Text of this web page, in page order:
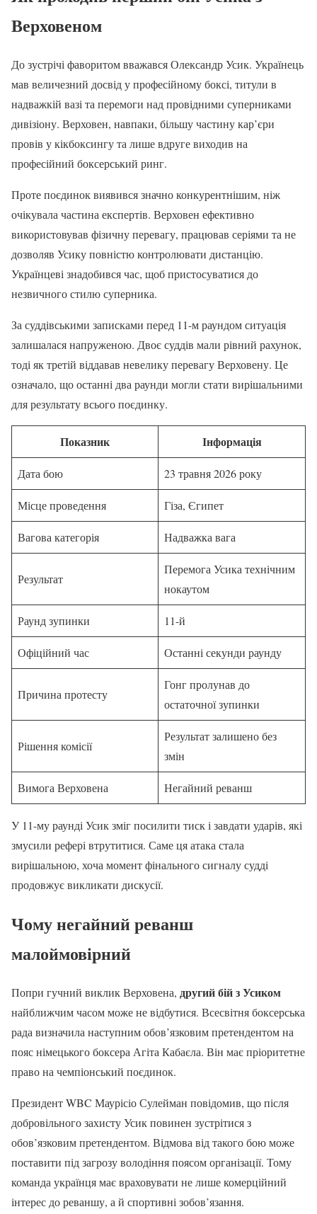
Верховеном
До зустрічі фаворитом вважався Олександр Усик. Українець
мав величезний досвід у професійному боксі, титули в
надважкій вазі та перемоги над провідними суперниками
дивізіону. Верховен, навпаки, більшу частину кар’єри
провів у кікбоксингу та лише вдруге виходив на
професійний боксерський ринг.
Проте поєдинок виявився значно конкурентнішим, ніж
очікувала частина експертів. Верховен ефективно
використовував фізичну перевагу, працював серіями та не
дозволяв Усику повністю контролювати дистанцію.
Українцеві знадобився час, щоб пристосуватися до
незвичного стилю суперника.
За суддівськими записками перед 11-м раундом ситуація
залишалася напруженою. Двоє суддів мали рівний рахунок,
тоді як третій віддавав невелику перевагу Верховену. Це
означало, що останні два раунди могли стати вирішальними
для результату всього поєдинку.
Показник Інформація
Дата бою 23 травня 2026 року
Місце проведення Гіза, Єгипет
Вагова категорія Надважка вага
Результат
Перемога Усика технічним
нокаутом
Раунд зупинки 11-й
Офіційний час Останні секунди раунду
Причина протесту
Гонг пролунав до
остаточної зупинки
Рішення комісії
Результат залишено без
змін
Вимога Верховена Негайний реванш
У 11-му раунді Усик зміг посилити тиск і завдати ударів, які
змусили рефері втрутитися. Саме ця атака стала
вирішальною, хоча момент фінального сигналу судді
продовжує викликати дискусії.
Чому негайний реванш
малоймовірний
Попри гучний виклик Верховена, другий бій з Усиком
найближчим часом може не відбутися. Всесвітня боксерська
рада визначила наступним обов’язковим претендентом на
пояс німецького боксера Агіта Кабаєла. Він має пріоритетне
право на чемпіонський поєдинок.
Президент WBC Маурісіо Сулейман повідомив, що після
добровільного захисту Усик повинен зустрітися з
обов’язковим претендентом. Відмова від такого бою може
поставити під загрозу володіння поясом організації. Тому
команда українця має враховувати не лише комерційний
інтерес до реваншу, а й спортивні зобов’язання.